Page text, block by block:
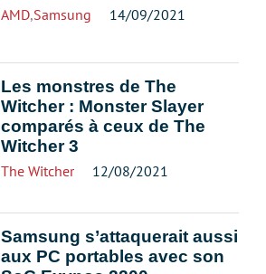
AMD,Samsung 14/09/2021
Les monstres de The
Witcher : Monster Slayer
comparés à ceux de The
Witcher 3
The Witcher 12/08/2021
Samsung s’attaquerait aussi
aux PC portables avec son